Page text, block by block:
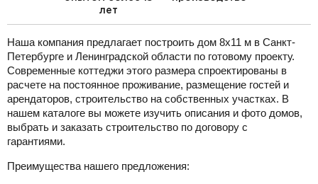
лет
Наша компания предлагает построить дом 8х11 м в Санкт-
Петербурге и Ленинградской области по готовому проекту.
Современные коттеджи этого размера спроектированы в
расчете на постоянное проживание, размещение гостей и
арендаторов, строительство на собственных участках. В
нашем каталоге вы можете изучить описания и фото домов,
выбрать и заказать строительство по договору с
гарантиями.
Преимущества нашего предложения: